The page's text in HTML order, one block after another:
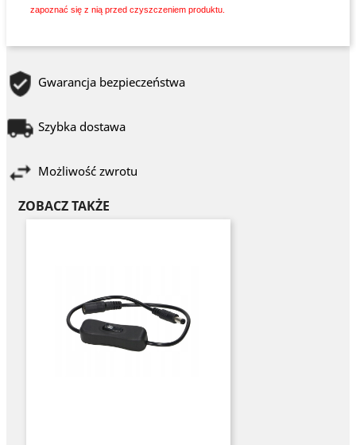
zapoznać się z nią przed czyszczeniem produktu.
Gwarancja bezpieczeństwa
Szybka dostawa
Możliwość zwrotu
ZOBACZ TAKŻE